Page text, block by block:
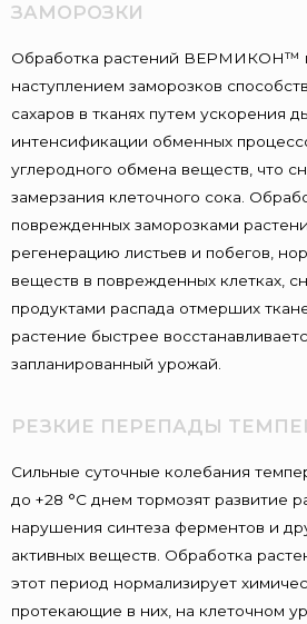
ЗАМОРОЗКИ
Обработка растений ВЕРМИКОН™
наступлением заморозков
сахаров в тканях путем ускорения
интенсификации обменных
углеродного обмена веществ, что
замерзания клеточного сока.
поврежденных заморозками
регенерацию листьев и побегов,
веществ в поврежденных клетках,
продуктами распада отмерших
растение быстрее
запланированный урожай.
РЕЗКИЕ ПЕРЕПАДЫ
Сильные суточные колебания
до +28 °С днем тормозят развитие
нарушения синтеза ферментов и
активных веществ. Обработка
этот период нормализирует
протекающие в них, на клеточном